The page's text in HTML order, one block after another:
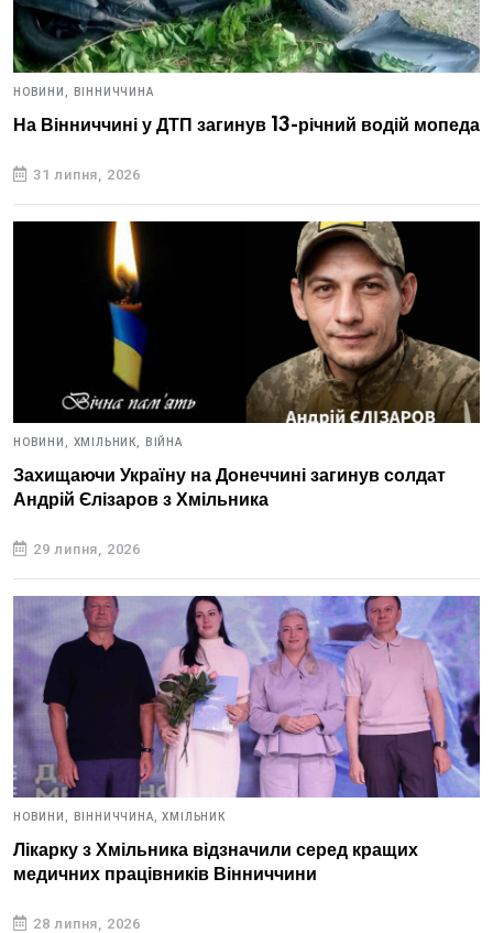
НОВИНИ, ВІННИЧЧИНА
На Вінниччині у ДТП загинув 13-річний водій мопеда
31 липня, 2026
НОВИНИ, ХМІЛЬНИК, ВІЙНА
Захищаючи Україну на Донеччині загинув солдат
Андрій Єлізаров з Хмільника
29 липня, 2026
НОВИНИ, ВІННИЧЧИНА, ХМІЛЬНИК
Лікарку з Хмільника відзначили серед кращих
медичних працівників Вінниччини
28 липня, 2026